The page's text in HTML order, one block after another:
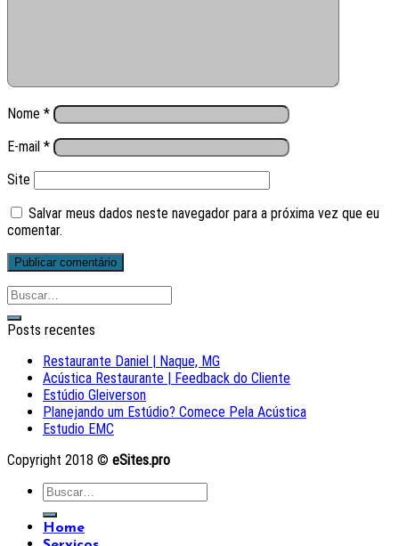
Nome *
E-mail *
Site
Salvar meus dados neste navegador para a próxima vez que eu
comentar.
Posts recentes
Restaurante Daniel | Naque, MG
Acústica Restaurante | Feedback do Cliente
Estúdio Gleiverson
Planejando um Estúdio? Comece Pela Acústica
Estudio EMC
Copyright 2018 © eSites.pro
Home